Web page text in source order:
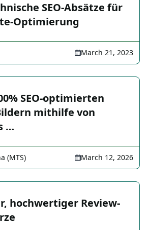
SEO-Absätze für
Optimierung
March 21, 2023
SEO-optimierten
mithilfe von
…
(MTS) March 12, 2026
hochwertiger Review-